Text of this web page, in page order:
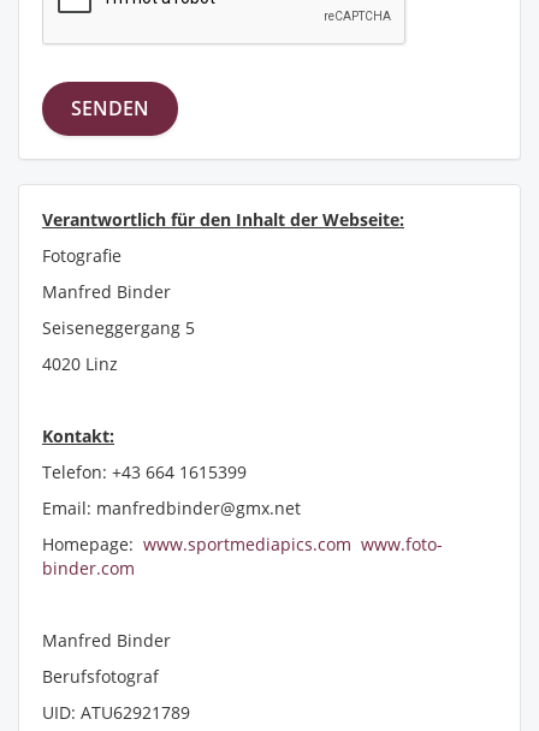
Verantwortlich für den Inhalt der Webseite:
Fotografie
Manfred Binder
Seiseneggergang 5
4020 Linz
Kontakt:
Telefon: +43 664 1615399
Email: manfredbinder@gmx.net
Homepage: www.sportmediapics.com www.foto-
binder.com
Manfred Binder
Berufsfotograf
UID: ATU62921789